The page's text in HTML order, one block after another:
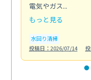
電気やガス...
もっと見る
水回り清掃
投稿日：2026/07/14